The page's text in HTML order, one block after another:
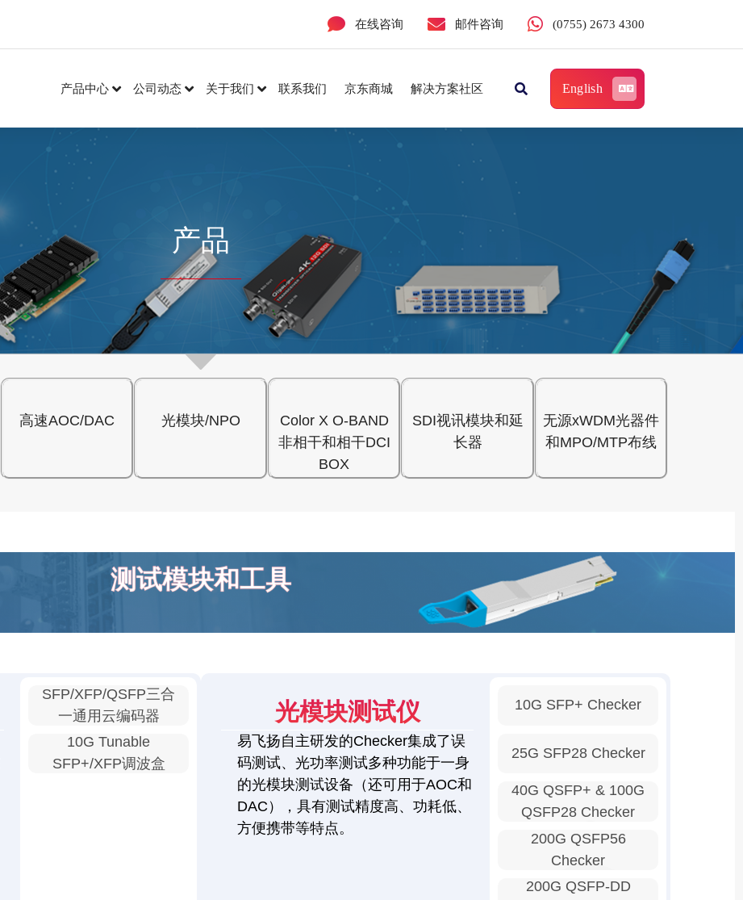
在线咨询 邮件咨询 (0755) 2673 4300
产品中心 公司动态 关于我们 联系我们 京东商城 解决方案社区 English
产品
高速AOC/DAC 光模块/NPO
Color X O-BAND
非相干和相干DCI
BOX
SDI视讯模块和延
长器
无源xWDM光器件
和MPO/MTP布线
测试模块和工具
SFP/XFP/QSFP三合
一通用云编码器
10G Tunable
SFP+/XFP调波盒
光模块测试仪
易飞扬自主研发的Checker集成了误
码测试、光功率测试多种功能于一身
的光模块测试设备（还可用于AOC和
DAC），具有测试精度高、功耗低、
方便携带等特点。
10G SFP+ Checker
25G SFP28 Checker
40G QSFP+ & 100G
QSFP28 Checker
200G QSFP56
Checker
200G QSFP-DD